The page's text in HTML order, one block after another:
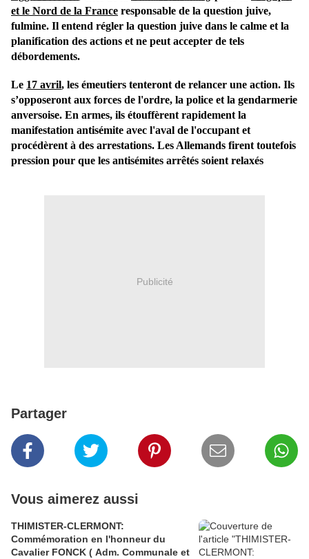
et le Nord de la France responsable de la question juive,
fulmine. Il entend régler la question juive dans le calme et la
planification des actions et ne peut accepter de tels
débordements.
Le 17 avril, les émeutiers tenteront de relancer une action. Ils
s’opposeront aux forces de l'ordre, la police et la gendarmerie
anversoise. En armes, ils étouffèrent rapidement la
manifestation antisémite avec l'aval de l'occupant et
procédèrent à des arrestations. Les Allemands firent toutefois
pression pour que les antisémites arrêtés soient relaxés
Publicité
Partager
Vous aimerez aussi
THIMISTER-CLERMONT:
Commémoration en l'honneur du
Cavalier FONCK ( Adm. Communale et